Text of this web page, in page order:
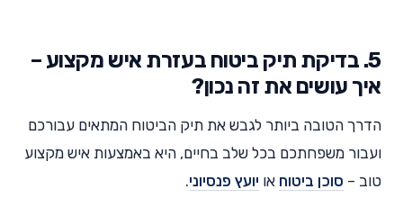
5. בדיקת תיק ביטוח בעזרת איש מקצוע –
איך עושים את זה נכון?
הדרך הטובה ביותר לגבש את תיק הביטוח המתאים עבורכם
ועבור משפחתכם בכל שלב בחיים, היא באמצעות איש מקצוע
טוב – סוכן ביטוח או יועץ פנסיוני.